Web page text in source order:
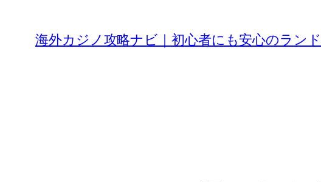
海外カジノ攻略ナビ｜初心者にも安心のラン